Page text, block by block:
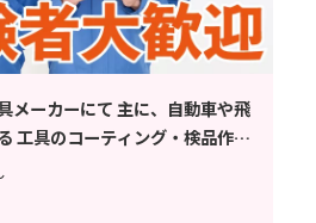
メーカーにて 主に、自動車や飛
工具のコーティング・検品作業